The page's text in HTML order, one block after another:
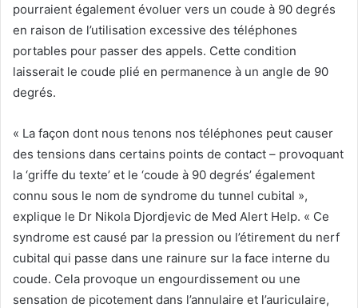
pourraient également évoluer vers un coude à 90 degrés
en raison de l’utilisation excessive des téléphones
portables pour passer des appels. Cette condition
laisserait le coude plié en permanence à un angle de 90
degrés.
« La façon dont nous tenons nos téléphones peut causer
des tensions dans certains points de contact – provoquant
la ‘griffe du texte’ et le ‘coude à 90 degrés’ également
connu sous le nom de syndrome du tunnel cubital »,
explique le Dr Nikola Djordjevic de Med Alert Help. « Ce
syndrome est causé par la pression ou l’étirement du nerf
cubital qui passe dans une rainure sur la face interne du
coude. Cela provoque un engourdissement ou une
sensation de picotement dans l’annulaire et l’auriculaire,